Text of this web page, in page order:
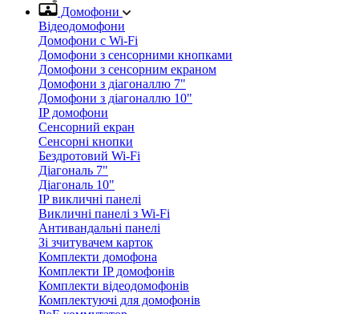
Домофони
Відеодомофони
Домофони с Wi-Fi
Домофони з сенсорними кнопками
Домофони з сенсорним екраном
Домофони з діагоналлю 7"
Домофони з діагоналлю 10"
IP домофони
Сенсорний екран
Сенсорні кнопки
Бездротовий Wi-Fi
Діагональ 7"
Діагональ 10"
IP викличні панелі
Викличні панелі з Wi-Fi
Антивандальні панелі
Зі зчитувачем карток
Комплекти домофона
Комплекти IP домофонів
Комплекти відеодомофонів
Комплектуючі для домофонів